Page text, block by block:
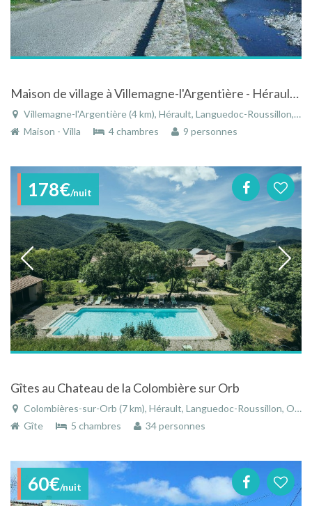
Maison de village à Villemagne-l'Argentière - Hérault - Languedoc-Roussillon
Villemagne-l'Argentière (4 km), Hérault, Languedoc-Roussillon, Occitanie, France
Maison - Villa
4 chambres 9 personnes
178€/nuit
Gîtes au Chateau de la Colombière sur Orb
Colombières-sur-Orb (7 km), Hérault, Languedoc-Roussillon, Occitanie, France
Gîte
5 chambres 34 personnes
60€/nuit